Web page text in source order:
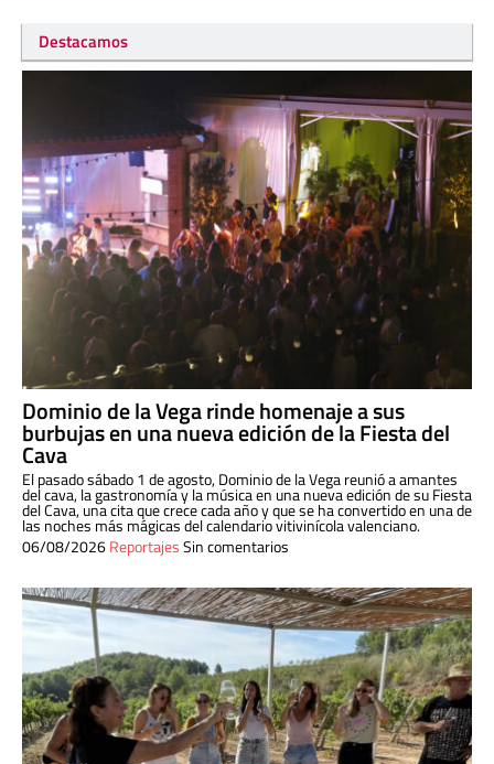
Destacamos
Dominio de la Vega rinde homenaje a sus
burbujas en una nueva edición de la Fiesta del
Cava
El pasado sábado 1 de agosto, Dominio de la Vega reunió a amantes
del cava, la gastronomía y la música en una nueva edición de su Fiesta
del Cava, una cita que crece cada año y que se ha convertido en una de
las noches más mágicas del calendario vitivinícola valenciano.
06/08/2026ReportajesSin comentarios